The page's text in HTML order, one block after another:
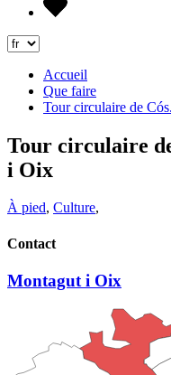
Accueil
Que faire
Tour circulaire de
Tour circulaire
i Oix
À pied, Culture,
Contact
Montagut i Oix